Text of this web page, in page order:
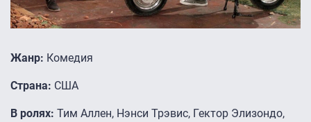
Жанр: Комедия
Страна: США
В ролях: Тим Аллен, Нэнси Трэвис, Гектор Элизондо,